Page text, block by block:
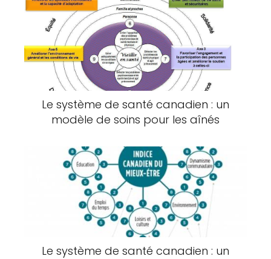
Le système de santé canadien : un
modèle de soins pour les aînés
Le système de santé canadien : un